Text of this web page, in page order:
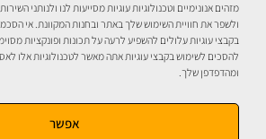
מזהים אנונימיים וטכנולוגיות עוגיות מסייעות לנו ולנותני
ולשפר את חוויית השימוש שלך באתר ובחנות המקוונת. אי
בקבצי עוגיות עלולים להשפיע לרעה על תכונות ופונקציות
להסכים לשימוש בקבצי עוגיות אתה מאשר לטכנולוגיות אלו
ומהדפדפן שלך.
אפשר